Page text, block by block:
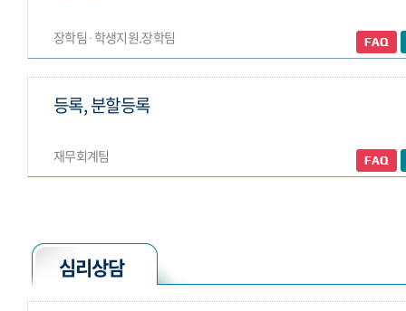
장학팀 ∙ 학생지원.장학팀
재무회계팀
등록, 분할등록
심리상담